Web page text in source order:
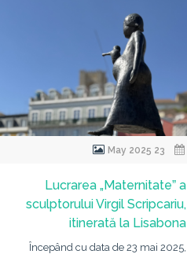
Lucrarea „Maternitateˮ a
sculptorului Virgil Scripcariu,
itinerată la Lisabona
Începând cu data de 23 mai 2025,